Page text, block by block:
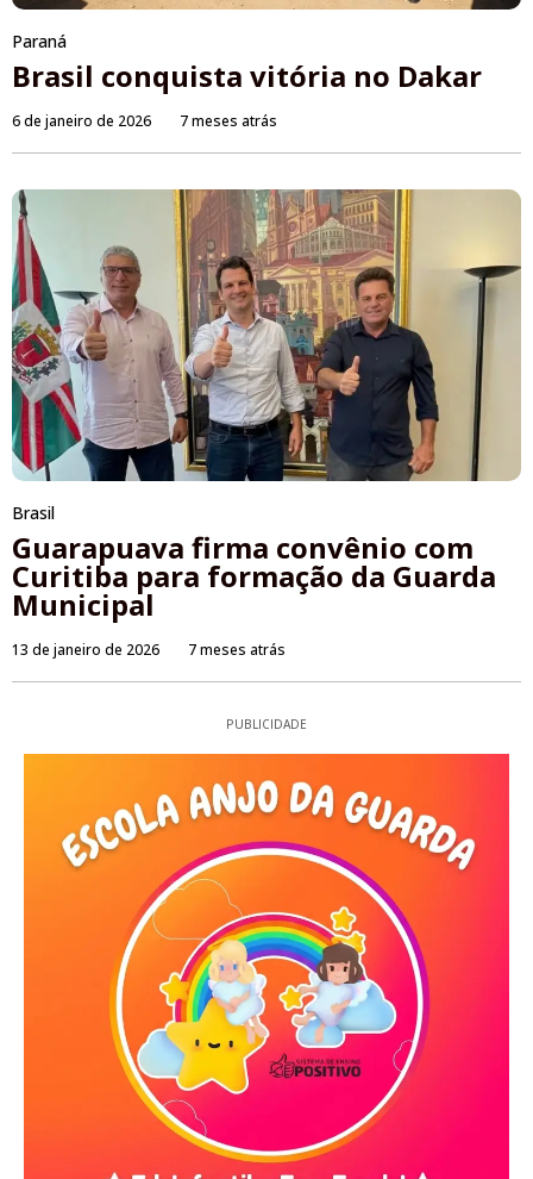
Paraná
Brasil conquista vitória no Dakar
6 de janeiro de 2026 7 meses atrás
Brasil
Guarapuava firma convênio com
Curitiba para formação da Guarda
Municipal
13 de janeiro de 2026 7 meses atrás
PUBLICIDADE